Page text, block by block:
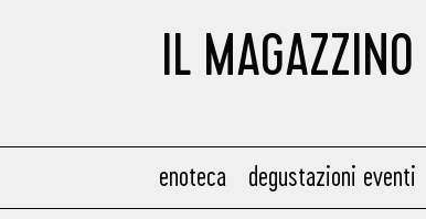
IL MAGAZZINO
enoteca degustazioni eventi